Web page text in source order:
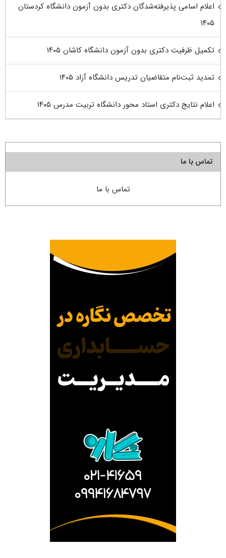
اعلام اسامی پذیرفته‌شدگان دکتری بدون آزمون دانشگاه کردستان
۱۴۰۵
تکمیل ظرفیت دکتری بدون آزمون دانشگاه کاشان ۱۴۰۵
تمدید ثبت‌نام متقاضیان تدریس دانشگاه آزاد ۱۴۰۵
اعلام نتایج دکتری استاد محور دانشگاه تربیت مدرس ۱۴۰۵
تماس با ما
تماس با ما